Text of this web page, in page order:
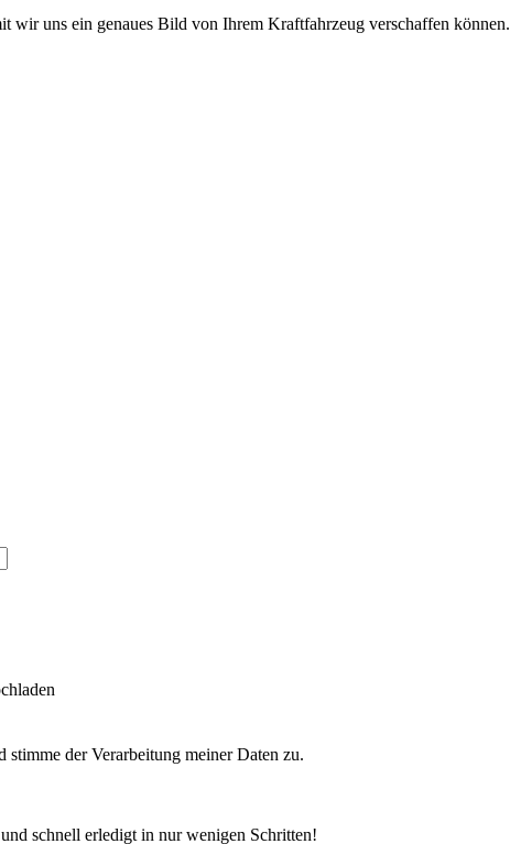
wir uns ein genaues Bild von Ihrem Kraftfahrzeug verschaffen können.
stimme der Verarbeitung meiner Daten zu.
schnell erledigt in nur wenigen Schritten!